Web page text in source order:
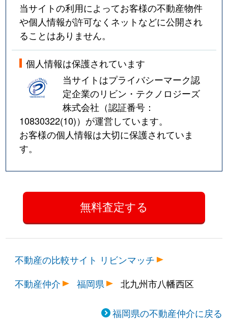
当サイトの利用によってお客様の不動産物件
や個人情報が許可なくネットなどに公開され
ることはありません。
個人情報は保護されています
当サイトはプライバシーマーク認
定企業のリビン・テクノロジーズ
株式会社（認証番号：
10830322(10)）が運営しています。
お客様の個人情報は大切に保護されていま
す。
不動産の比較サイト リビンマッチ
不動産仲介
福岡県 北九州市八幡西区
福岡県の不動産仲介に戻る